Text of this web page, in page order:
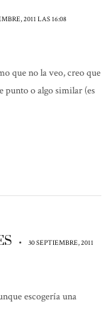
2011 LAS 16:08
que no la veo, creo que
punto o algo similar (es
• 30 SEPTIEMBRE, 2011
escogería una